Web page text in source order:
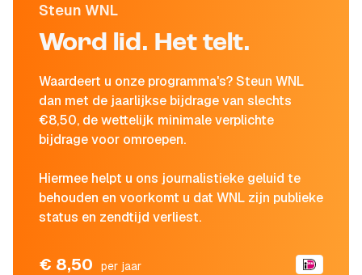
Steun WNL
Word lid. Het telt.
Waardeert u onze programma's? Steun WNL
dan met de jaarlijkse bijdrage van slechts
€8,50, de wettelijk minimale verplichte
bijdrage voor omroepen.
Hiermee helpt u ons journalistieke geluid te
behouden en voorkomt u dat WNL zijn publieke
status en zendtijd verliest.
€ 8,50 per jaar